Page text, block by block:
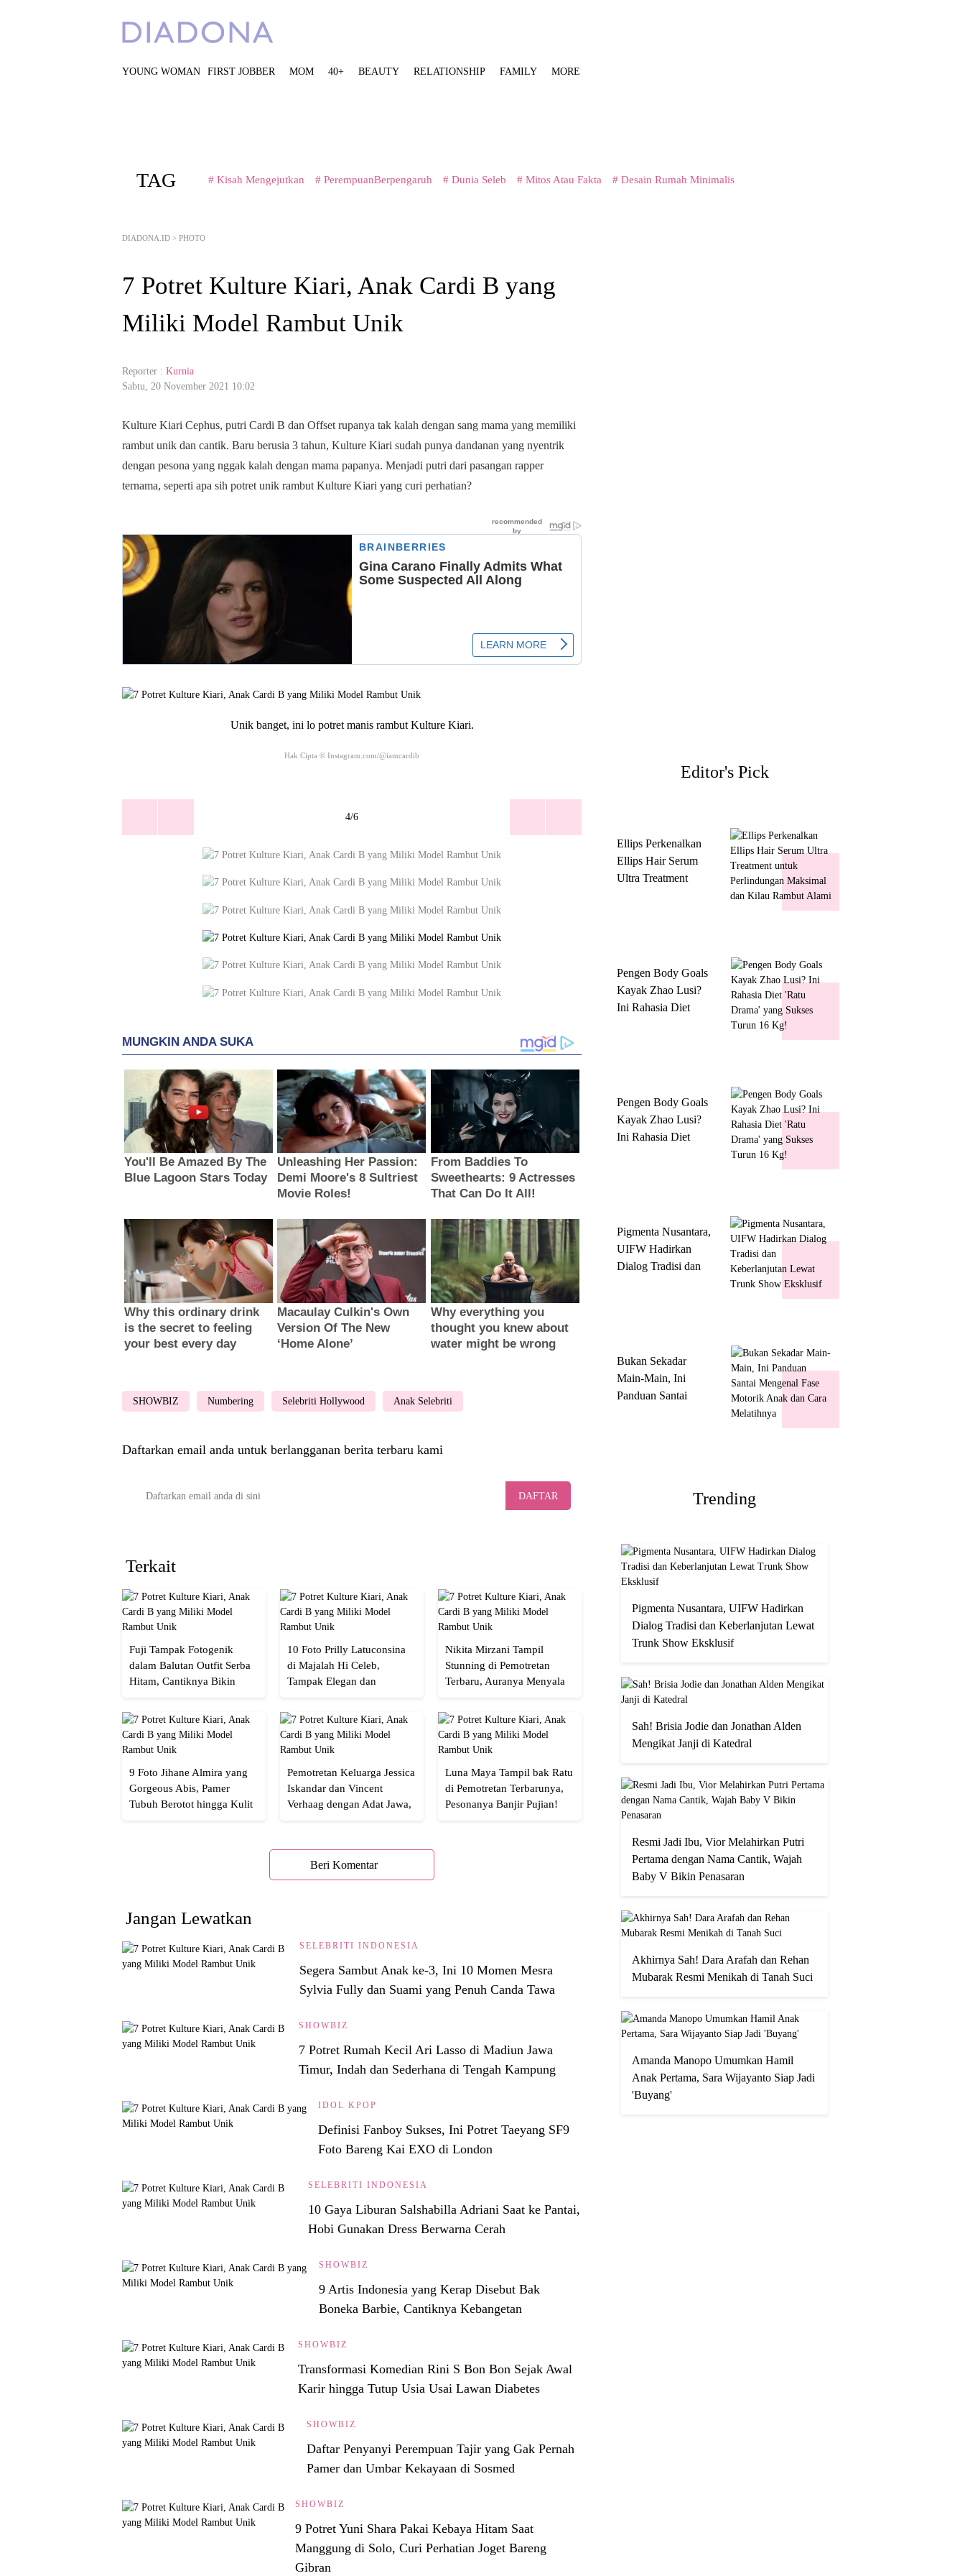
YOUNG WOMAN FIRST JOBBER MOM 40+ BEAUTY RELATIONSHIP FAMILY MORE
TAG # Kisah Mengejutkan # PerempuanBerpengaruh # Dunia Seleb # Mitos Atau Fakta # Desain Rumah Minimalis
DIADONA.ID > PHOTO
7 Potret Kulture Kiari, Anak Cardi B yang
Miliki Model Rambut Unik
Reporter : Kurnia
Sabtu, 20 November 2021 10:02
Kulture Kiari Cephus, putri Cardi B dan Offset rupanya tak kalah dengan sang mama yang memiliki
rambut unik dan cantik. Baru berusia 3 tahun, Kulture Kiari sudah punya dandanan yang nyentrik
dengan pesona yang nggak kalah dengan mama papanya. Menjadi putri dari pasangan rapper
ternama, seperti apa sih potret unik rambut Kulture Kiari yang curi perhatian?
Unik banget, ini lo potret manis rambut Kulture Kiari.
Hak Cipta © Instagram.com/@iamcardib
4/6
SHOWBIZ Numbering Selebriti Hollywood Anak Selebriti
Daftarkan email anda untuk berlangganan berita terbaru kami
DAFTAR
Terkait
Fuji Tampak Fotogenik
dalam Balutan Outfit Serba
Hitam, Cantiknya Bikin
10 Foto Prilly Latuconsina
di Majalah Hi Celeb,
Tampak Elegan dan
Nikita Mirzani Tampil
Stunning di Pemotretan
Terbaru, Auranya Menyala
9 Foto Jihane Almira yang
Gorgeous Abis, Pamer
Tubuh Berotot hingga Kulit
Pemotretan Keluarga Jessica
Iskandar dan Vincent
Verhaag dengan Adat Jawa,
Luna Maya Tampil bak Ratu
di Pemotretan Terbarunya,
Pesonanya Banjir Pujian!
Beri Komentar
Jangan Lewatkan
SELEBRITI INDONESIA
Segera Sambut Anak ke-3, Ini 10 Momen Mesra
Sylvia Fully dan Suami yang Penuh Canda Tawa
SHOWBIZ
7 Potret Rumah Kecil Ari Lasso di Madiun Jawa
Timur, Indah dan Sederhana di Tengah Kampung
IDOL KPOP
Definisi Fanboy Sukses, Ini Potret Taeyang SF9
Foto Bareng Kai EXO di London
SELEBRITI INDONESIA
10 Gaya Liburan Salshabilla Adriani Saat ke Pantai,
Hobi Gunakan Dress Berwarna Cerah
SHOWBIZ
9 Artis Indonesia yang Kerap Disebut Bak
Boneka Barbie, Cantiknya Kebangetan
SHOWBIZ
Transformasi Komedian Rini S Bon Bon Sejak Awal
Karir hingga Tutup Usia Usai Lawan Diabetes
SHOWBIZ
Daftar Penyanyi Perempuan Tajir yang Gak Pernah
Pamer dan Umbar Kekayaan di Sosmed
SHOWBIZ
9 Potret Yuni Shara Pakai Kebaya Hitam Saat
Manggung di Solo, Curi Perhatian Joget Bareng
Gibran
Editor's Pick
Ellips Perkenalkan
Ellips Hair Serum
Ultra Treatment
Pengen Body Goals
Kayak Zhao Lusi?
Ini Rahasia Diet
Pengen Body Goals
Kayak Zhao Lusi?
Ini Rahasia Diet
Pigmenta Nusantara,
UIFW Hadirkan
Dialog Tradisi dan
Bukan Sekadar
Main-Main, Ini
Panduan Santai
Trending
Pigmenta Nusantara, UIFW Hadirkan
Dialog Tradisi dan Keberlanjutan Lewat
Trunk Show Eksklusif
Sah! Brisia Jodie dan Jonathan Alden
Mengikat Janji di Katedral
Resmi Jadi Ibu, Vior Melahirkan Putri
Pertama dengan Nama Cantik, Wajah
Baby V Bikin Penasaran
Akhirnya Sah! Dara Arafah dan Rehan
Mubarak Resmi Menikah di Tanah Suci
Amanda Manopo Umumkan Hamil
Anak Pertama, Sara Wijayanto Siap Jadi
'Buyang'